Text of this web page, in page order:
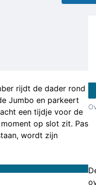
rijdt de dader rond
Jumbo en parkeert
een tijdje voor de
op slot zit. Pas
wordt zijn